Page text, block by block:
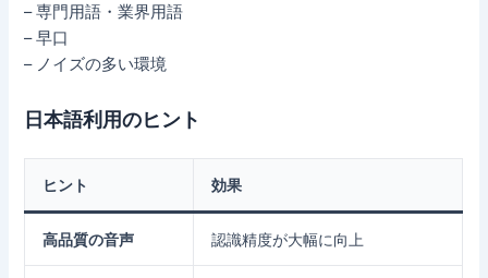
– 専門用語・業界用語
– 早口
– ノイズの多い環境
日本語利用のヒント
ヒント 効果
高品質の音声 認識精度が大幅に向上